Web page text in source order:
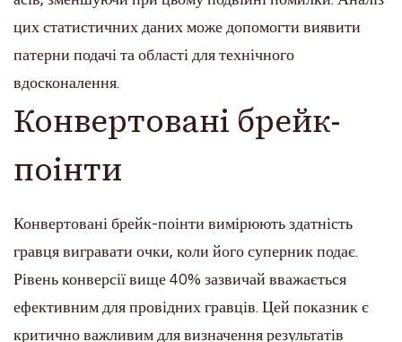
цих статистичних даних може допомогти виявити
патерни подачі та області для технічного
вдосконалення.
Конвертовані брейк-
поінти
Конвертовані брейк-поінти вимірюють здатність
гравця вигравати очки, коли його суперник подає.
Рівень конверсії вище 40% зазвичай вважається
ефективним для провідних гравців. Цей показник є
критично важливим для визначення результатів